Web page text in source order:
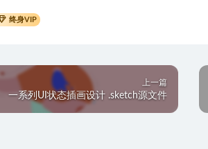
终身VIP
上一篇
一系列UI状态插画设计 .sketch源文件